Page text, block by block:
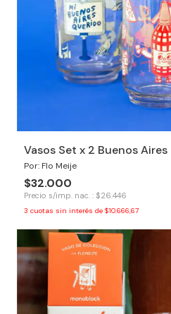
Vasos Set x 2 Buenos Aires
Por: Flo Meije
$32.000
Precio s/imp. nac. : $26.446
3 cuotas sin interés de $10.666,67